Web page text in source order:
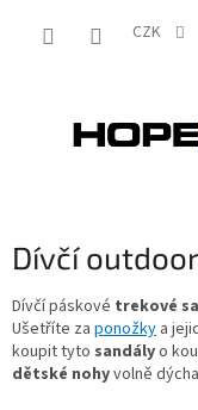
CZK
Dívčí
Dívčí páskové trekové
Ušetříte za ponožky a
koupit tyto sandályo
dětské nohyvolně